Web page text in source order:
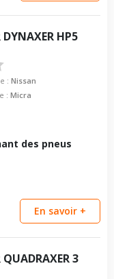
DYNAXER HP5
: Nissan
: Micra
des pneus
En savoir +
QUADRAXER 3